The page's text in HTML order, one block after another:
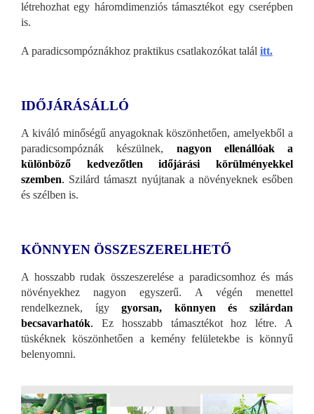
létrehozhat egy háromdimenziós támasztékot egy cserépben
is.
A paradicsompóznákhoz praktikus csatlakozókat talál itt.
IDŐJÁRÁSÁLLÓ
A kiváló minőségű anyagoknak köszönhetően, amelyekből a
paradicsompóznák készülnek, nagyon ellenállóak a
különböző kedvezőtlen időjárási körülményekkel
szemben. Szilárd támaszt nyújtanak a növényeknek esőben
és szélben is.
KÖNNYEN ÖSSZESZERELHETŐ
A hosszabb rudak összeszerelése a paradicsomhoz és más
növényekhez nagyon egyszerű. A végén menettel
rendelkeznek, ígygyorsan, könnyen és szilárdan
becsavarhatók. Ez hosszabb támasztékot hoz létre. A
tüskéknek köszönhetően a kemény felületekbe is könnyű
belenyomni.